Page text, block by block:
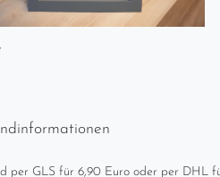
per GLS für 6,90 Euro oder per DHL